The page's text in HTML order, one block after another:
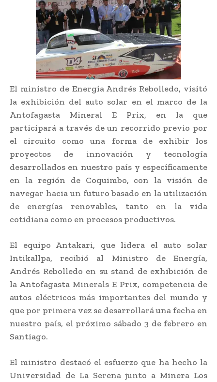
El ministro de Energía Andrés Rebolledo, visitó
la exhibición del auto solar en el marco de la
Antofagasta Mineral E Prix, en la que
participará a través de un recorrido previo por
el circuito como una forma de exhibir los
proyectos de innovación y tecnología
desarrollados en nuestro país y específicamente
en la región de Coquimbo, con la visión de
navegar hacia un futuro basado en la utilización
de energías renovables, tanto en la vida
cotidiana como en procesos productivos.
El equipo Antakari, que lidera el auto solar
Intikallpa, recibió al Ministro de Energía,
Andrés Rebolledo en su stand de exhibición de
la Antofagasta Minerals E Prix, competencia de
autos eléctricos más importantes del mundo y
que por primera vez se desarrollará una fecha en
nuestro país, el próximo sábado 3 de febrero en
Santiago.
El ministro destacó el esfuerzo que ha hecho la
Universidad de La Serena junto a Minera Los